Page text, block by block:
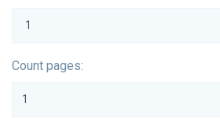
Count pages: